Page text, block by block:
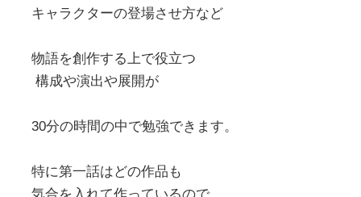
キャラクターの登場させ方など
物語を創作する上で役立つ
構成や演出や展開が
30分の時間の中で勉強できます。
特に第一話はどの作品も